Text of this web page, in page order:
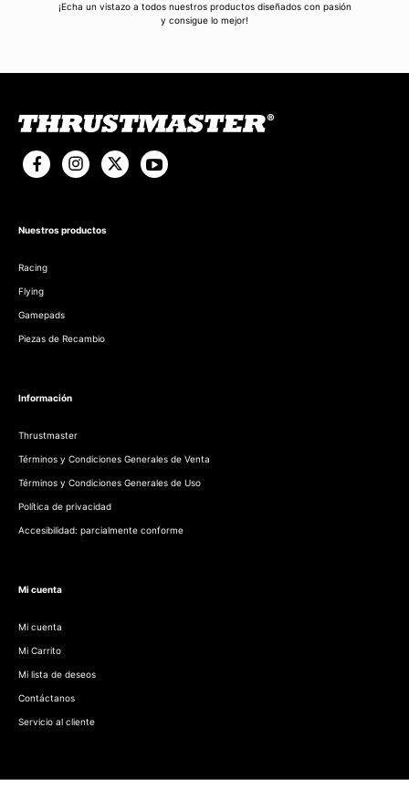
¡Echa un vistazo a todos nuestros productos diseñados con pasión
y consigue lo mejor!
Nuestros productos
Racing
Flying
Gamepads
Piezas de Recambio
Información
Thrustmaster
Términos y Condiciones Generales de Venta
Términos y Condiciones Generales de Uso
Política de privacidad
Accesibilidad: parcialmente conforme
Mi cuenta
Mi cuenta
Mi Carrito
Mi lista de deseos
Contáctanos
Servicio al cliente